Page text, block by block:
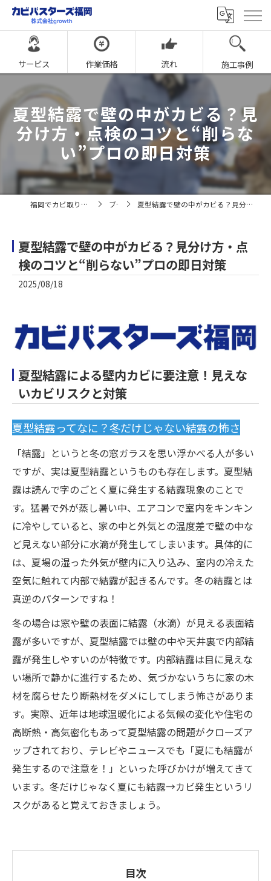
サービス 作業価格 流れ 施工事例
夏型結露で壁の中がカビる？見
分け方・点検のコツと“削らな
い”プロの即日対策
福岡でカビ取りならカビバスターズ福岡 ブログ 夏型結露で壁の中がカビる？見分け方・点検のコツと“削らない”プロの即日対策
夏型結露で壁の中がカビる？見分け方・点
検のコツと“削らない”プロの即日対策
2025/08/18
夏型結露による壁内カビに要注意！見えな
いカビリスクと対策
夏型結露ってなに？冬だけじゃない結露の怖さ
「結露」というと冬の窓ガラスを思い浮かべる人が多い
ですが、実は夏型結露というものも存在します。夏型結
露は読んで字のごとく夏に発生する結露現象のことで
す。猛暑で外が蒸し暑い中、エアコンで室内をキンキン
に冷やしていると、家の中と外気との温度差で壁の中な
ど見えない部分に水滴が発生してしまいます。具体的に
は、夏場の湿った外気が壁内に入り込み、室内の冷えた
空気に触れて内部で結露が起きるんです。冬の結露とは
真逆のパターンですね！
冬の場合は窓や壁の表面に結露（水滴）が見える表面結
露が多いですが、夏型結露では壁の中や天井裏で内部結
露が発生しやすいのが特徴です。内部結露は目に見えな
い場所で静かに進行するため、気づかないうちに家の木
材を腐らせたり断熱材をダメにしてしまう怖さがありま
す。実際、近年は地球温暖化による気候の変化や住宅の
高断熱・高気密化もあって夏型結露の問題がクローズア
ップされており、テレビやニュースでも「夏にも結露が
発生するので注意を！」といった呼びかけが増えてきて
います。冬だけじゃなく夏にも結露→カビ発生というリ
スクがあると覚えておきましょう。
目次